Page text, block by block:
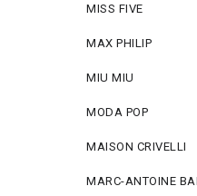
MISS FIVE
MAX PHILIP
MIU MIU
MODA POP
MAISON CRIVELLI
MARC-ANTOINE